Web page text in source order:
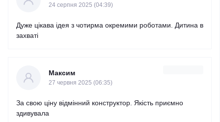
24 серпня 2025 (04:39)
Дуже цікава ідея з чотирма окремими роботами. Дитина в
захваті
Максим
27 червня 2025 (06:35)
За свою ціну відмінний конструктор. Якість приємно
здивувала